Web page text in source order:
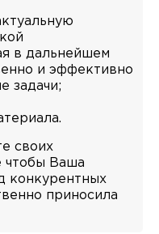
в дальнейшем
и эффективно
задачи;
своих
чтобы Ваша
конкурентных
приносила